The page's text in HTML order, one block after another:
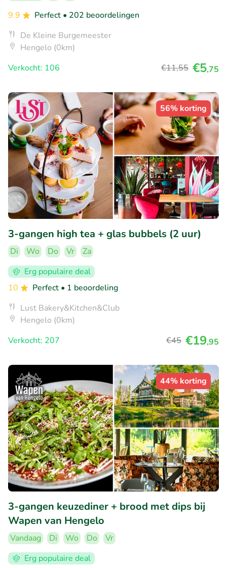
9.9
Perfect • 202 beoordelingen
De Kleine Burgemeester
Hengelo (0km)
Verkocht: 106
€11,55 €5,75
56% korting
3-gangen high tea + glas bubbels (2 uur)
Di Wo Do Vr
Za
Erg populaire deal
10
Perfect • 1 beoordeling
Lust Bakery&Kitchen&Club
Hengelo (0km)
Verkocht: 207
€45 €19,95
44% korting
3-gangen keuzediner + brood met dips bij
Wapen van Hengelo
Vandaag Di Wo Do
Vr
Erg populaire deal